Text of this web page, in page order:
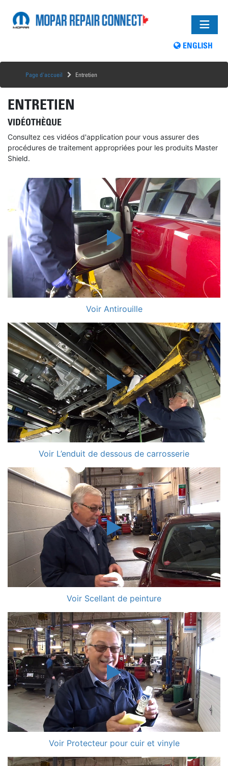
ENGLISH
Page d'accueil Entretien
ENTRETIEN
VIDÉOTHÈQUE
Consultez ces vidéos d'application pour vous assurer des
procédures de traitement appropriées pour les produits Master
Shield.
Voir Antirouille
Voir L’enduit de dessous de carrosserie
Voir Scellant de peinture
Voir Protecteur pour cuir et vinyle